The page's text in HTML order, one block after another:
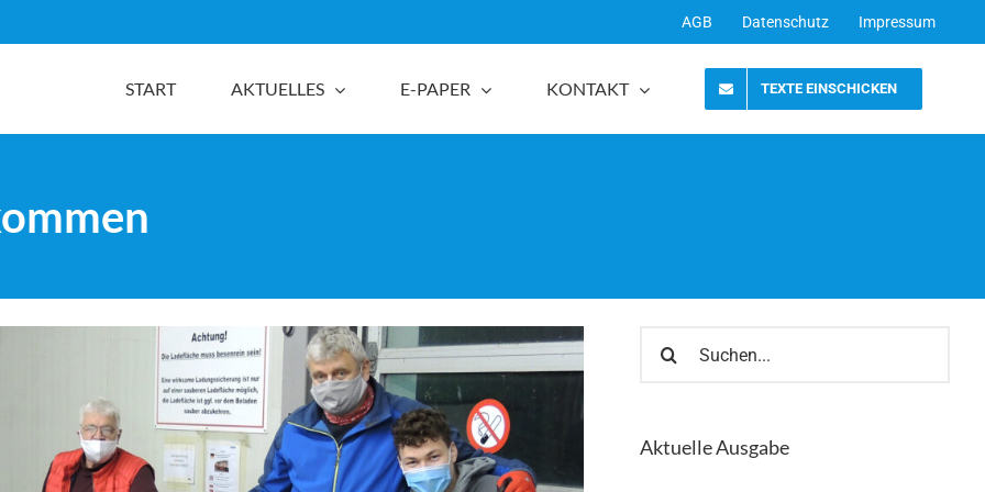
AGB Datenschutz Impressum
START AKTUELLES E-PAPER KONTAKT TEXTE EINSCHICKEN
nach:
Aktuelle Ausgabe